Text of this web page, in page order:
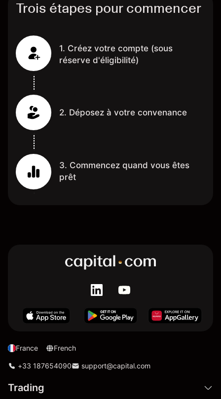
Trois étapes pour commencer
1. Créez votre compte (sous
réserve d'éligibilité)
2. Déposez à votre convenance
3. Commencez quand vous êtes
prêt
France French
+33 187654090 support@capital.com
Trading